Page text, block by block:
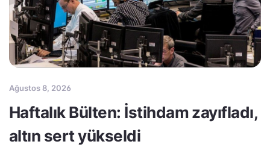
Ağustos 8, 2026
Haftalık Bülten: İstihdam zayıfladı,
altın sert yükseldi